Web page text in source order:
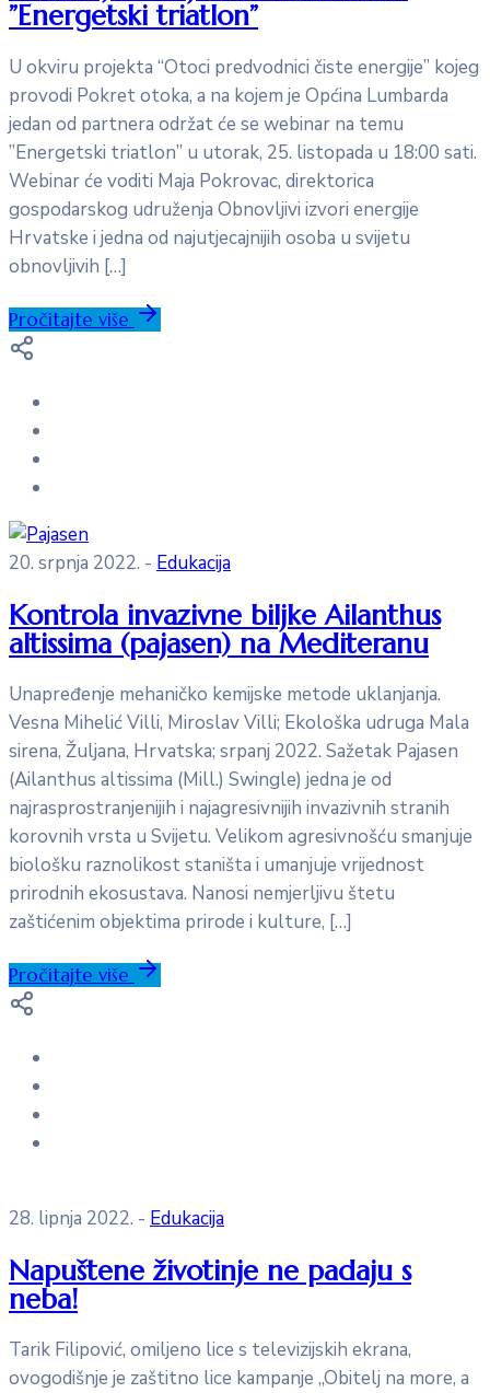
”Energetski triatlon”
U okviru projekta “Otoci predvodnici čiste energije” kojeg
provodi Pokret otoka, a na kojem je Općina Lumbarda
jedan od partnera održat će se webinar na temu
”Energetski triatlon” u utorak, 25. listopada u 18:00 sati.
Webinar će voditi Maja Pokrovac, direktorica
gospodarskog udruženja Obnovljivi izvori energije
Hrvatske i jedna od najutjecajnijih osoba u svijetu
obnovljivih […]
Pročitajte više
20. srpnja 2022. - Edukacija
Kontrola invazivne biljke Ailanthus
altissima (pajasen) na Mediteranu
Unapređenje mehaničko kemijske metode uklanjanja.
Vesna Mihelić Villi, Miroslav Villi; Ekološka udruga Mala
sirena, Žuljana, Hrvatska; srpanj 2022. Sažetak Pajasen
(Ailanthus altissima (Mill.) Swingle) jedna je od
najrasprostranjenijih i najagresivnijih invazivnih stranih
korovnih vrsta u Svijetu. Velikom agresivnošću smanjuje
biološku raznolikost staništa i umanjuje vrijednost
prirodnih ekosustava. Nanosi nemjerljivu štetu
zaštićenim objektima prirode i kulture, […]
Pročitajte više
28. lipnja 2022. - Edukacija
Napuštene životinje ne padaju s
neba!
Tarik Filipović, omiljeno lice s televizijskih ekrana,
ovogodišnje je zaštitno lice kampanje „Obitelj na more, a